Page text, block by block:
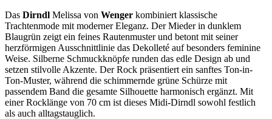
Das Dirndl Melissa von Wenger kombiniert klassische
Trachtenmode mit moderner Eleganz. Der Mieder in dunklem
Blaugrün zeigt ein feines Rautenmuster und betont mit seiner
herzförmigen Ausschnittlinie das Dekolleté auf besonders feminine
Weise. Silberne Schmuckknöpfe runden das edle Design ab und
setzen stilvolle Akzente. Der Rock präsentiert ein sanftes Ton-in-
Ton-Muster, während die schimmernde grüne Schürze mit
passendem Band die gesamte Silhouette harmonisch ergänzt. Mit
einer Rocklänge von 70 cm ist dieses Midi-Dirndl sowohl festlich
als auch alltagstauglich.